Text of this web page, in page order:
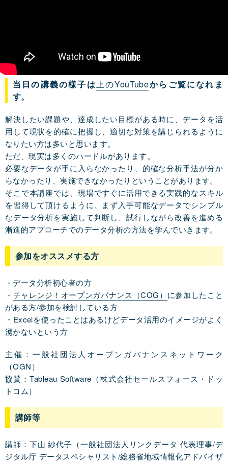
当日の講義の様子は上のYouTubeからご覧になれま
す。
解決したい課題や、達成したい目標がある時に、データを活
用して現状を的確に把握し、適切な対策を講じられるように
なりたい方は多いと思います。
ただ、現実は多くのハードルがあります。
必要なデータが手に入らなかったり、的確な分析手法が分か
らなかったり、実施できなかったりということがあります。
そこで本講座では、現場ですぐに活用できる実践的なスキル
を習得して頂けるように、まず入手可能なデータでシンプル
なデータ分析を実施して判断し、試行しながら改善を進める
漸進的アプローチでのデータ分析の方法を学んでいきます。
参加をオススメする方
・データ分析初心者の方
・ チャレンジ！オープンガバナンス（COG） に参加したこと
がある方/参加を検討している方
・Excelを使ったことはあるけどデータ活用のイメージがよく
湧かないという方
主催：一般社団法人オープンガバナンスネットワーク
（OGN）
協賛：Tableau Software（株式会社セールスフォース・ドッ
トコム）
講師等
講師：下山 紗代子（一般社団法人リンクデータ 代表理事/デ
ジタル庁 データスペシャリスト/総務省地域情報化アドバイザ